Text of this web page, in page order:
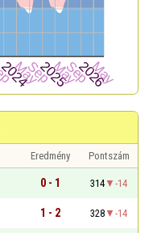
Eredmény
Pontszám
0 - 1 314
-14
1 - 2 328
-14